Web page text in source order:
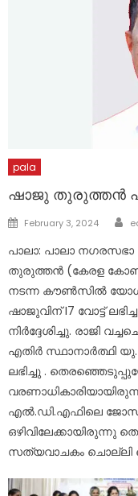
pala
ഷാജു തുരുത്തൻ
Posted
February 3, 2024
പാലാ: പാലാ
തുരുത്തൻ (കേരള
നടന്ന കൗൺസിൽ
ഷാജുവിന് I7 വോട്ട്
നിർദ്ദേശിച്ചു. രാജി
എതിർ സ്ഥാനാർത്ഥി
ലഭിച്ചു .
എൽ.ഡി.എഫിലെ
ഒഴിവിലേക്കായിരുന്നു
സത്യവാചകം ചൊല്ലി